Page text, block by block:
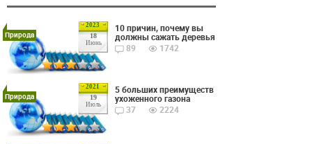
2023
18
Июнь
Природа
10 причин, почему вы
должны сажать деревья
89
1742
2021
19
Июль
Природа
5 больших преимуществ
ухоженного газона
37
2224